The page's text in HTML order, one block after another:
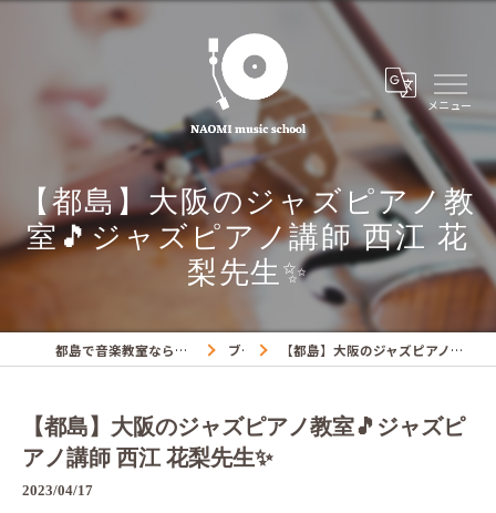
【都島】大阪のジャズピアノ教
室🎵ジャズピアノ講師 西江 花
梨先生✨
都島で音楽教室ならNAOMIミュージックスクール ブログ 【都島】大阪のジャズピアノ教室🎵ジャズピアノ講師 西江 花梨先生✨
【都島】大阪のジャズピアノ教室🎵ジャズピ
アノ講師 西江 花梨先生✨
2023/04/17